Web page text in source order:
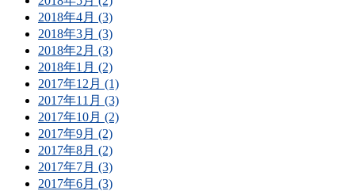
2018年4月 (3)
2018年3月 (3)
2018年2月 (3)
2018年1月 (2)
2017年12月 (1)
2017年11月 (3)
2017年10月 (2)
2017年9月 (2)
2017年8月 (2)
2017年7月 (3)
2017年6月 (3)